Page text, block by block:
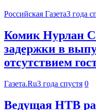
Российская Газета3 года
Комик Нурлан
задержки в
отсутствием
Газета.Ru3 года спустя 0
Ведущая НТВ